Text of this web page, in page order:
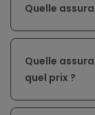
Quelle
Quelle
quel prix ?